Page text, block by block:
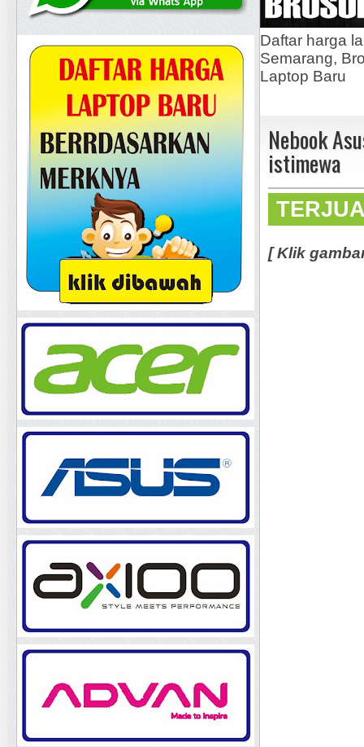
Daftar harga
Semarang,
Laptop Baru
Nebook
istimewa
[ Klik